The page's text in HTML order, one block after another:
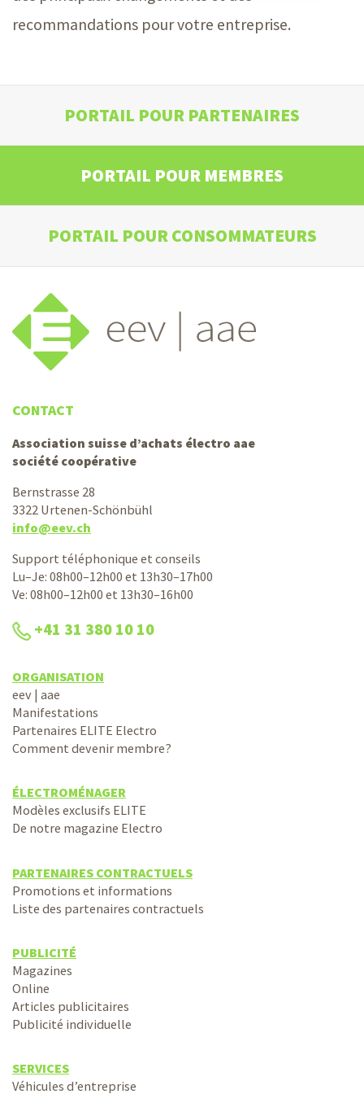
recommandations pour votre entreprise.
PORTAIL POUR PARTENAIRES
PORTAIL POUR MEMBRES
PORTAIL POUR CONSOMMATEURS
CONTACT
Association suisse d’achats électro aae
société coopérative
Bernstrasse 28
3322 Urtenen-Schönbühl
info@eev.ch
Support téléphonique et conseils
Lu–Je: 08h00–12h00 et 13h30–17h00
Ve: 08h00–12h00 et 13h30–16h00
+41 31 380 10 10
ORGANISATION
eev | aae
Manifestations
Partenaires ELITE Electro
Comment devenir membre?
ÉLECTROMÉNAGER
Modèles exclusifs ELITE
De notre magazine Electro
PARTENAIRES CONTRACTUELS
Promotions et informations
Liste des partenaires contractuels
PUBLICITÉ
Magazines
Online
Articles publicitaires
Publicité individuelle
SERVICES
Véhicules d’entreprise